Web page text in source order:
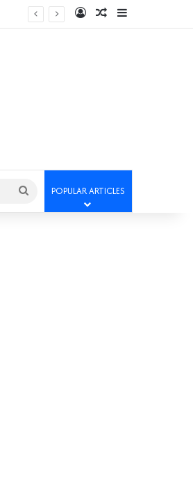
Log InRandom Article
Sidebar
Search
for
POPULAR ARTICLES